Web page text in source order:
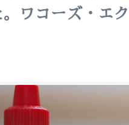
ワコーズ・エ